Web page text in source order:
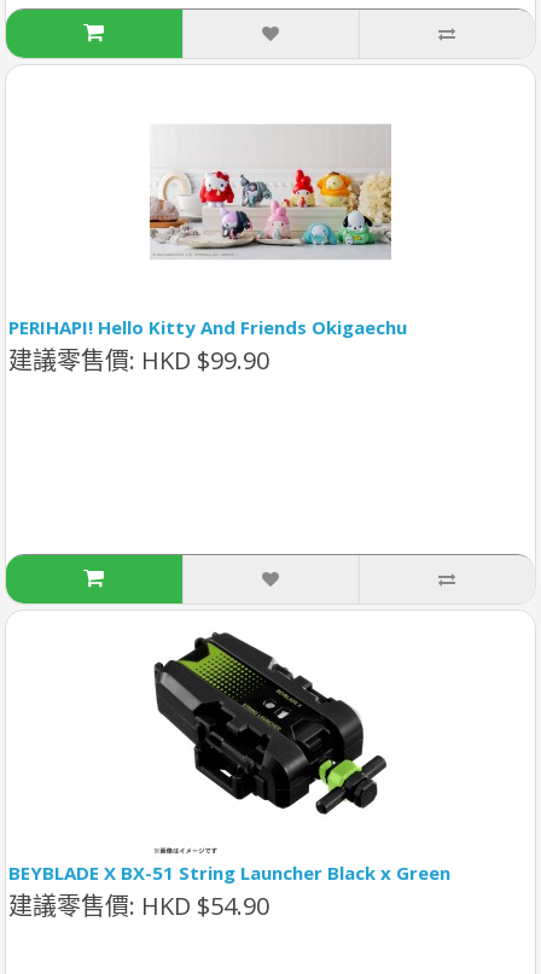
PERIHAPI! Hello Kitty And Friends Okigaechu
建議零售價: HKD $99.90
BEYBLADE X BX-51 String Launcher Black x Green
建議零售價: HKD $54.90